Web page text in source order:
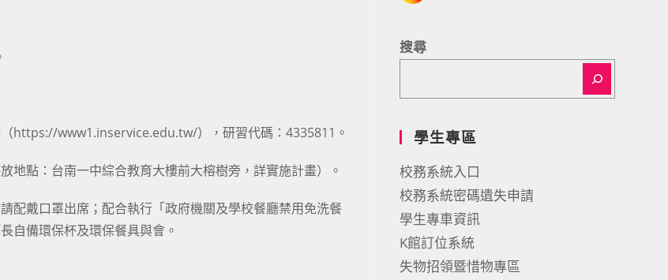
https://www1.inservice.edu.tw/），研習代碼：4335811。
地點：台南一中綜合教育大樓前大榕樹旁，詳實施計畫）。
配戴口罩出席；配合執行「政府機關及學校餐廳禁用免洗餐
自備環保杯及環保餐具與會。
搜尋
學生專區
校務系統入口
校務系統密碼遺失申請
學生專車資訊
K館訂位系統
失物招領暨惜物專區